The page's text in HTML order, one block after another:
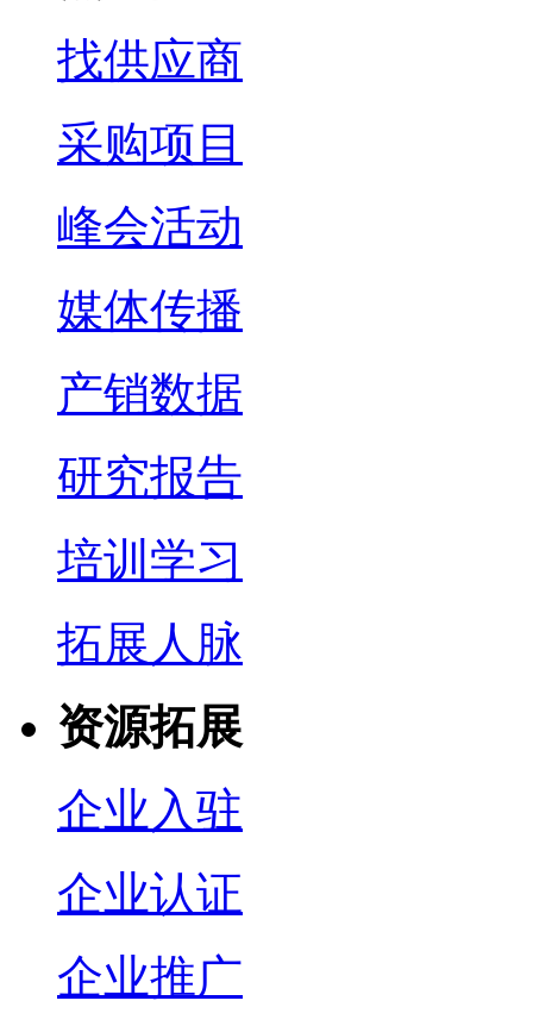
找供应商
采购项目
峰会活动
媒体传播
产销数据
研究报告
培训学习
拓展人脉
资源拓展
企业入驻
企业认证
企业推广